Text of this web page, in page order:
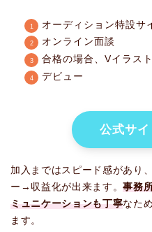
オーディション特設サ
オンライン面談
合格の場合、Vイラス
デビュー
公式サ
加入まではスピード感があり
ー→収益化が出来ます。事務
ミュニケーションも丁寧なた
ます。